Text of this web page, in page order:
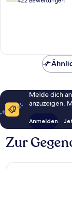
Melde dich
anzuzeigen.
Anmelden
Zur